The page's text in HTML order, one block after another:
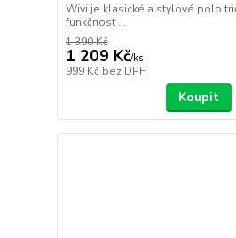
Wivi je klasické a stylové polo
funkčnost ...
1 390 Kč
1 209 Kč/ks
999 Kč bez DPH
Koupit